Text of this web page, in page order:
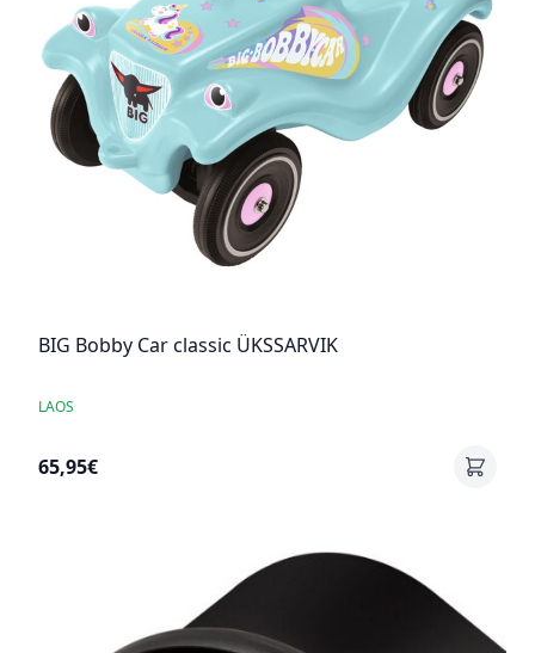
BIG Bobby Car classic ÜKSSARVIK
LAOS
65,95€